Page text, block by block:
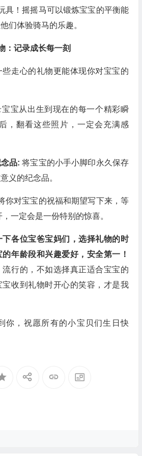
具！摇摇马可以锻炼宝宝的平衡能
们体验骑马的乐趣。
：记录成长每一刻
些走心的礼物更能体现你对宝宝的
宝宝从出生到现在的每一个精彩瞬
，翻看这些照片，一定会充满感
念品:将宝宝的小手小脚印永久保存
义的纪念品。
你对宝宝的祝福和期望写下来，等
一定会是一份特别的惊喜。
各位宝爸宝妈们，选择礼物的时
年龄段和兴趣爱好，安全第一！
行的，不如选择真正适合宝宝的
收到礼物时开心的笑容，才是我
你，祝愿所有的小宝贝们生日快